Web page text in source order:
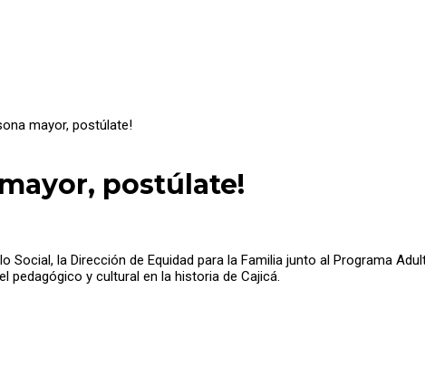
mayor, postúlate!
postúlate!
Social, la Dirección de Equidad para la Familia junto al Programa
pedagógico y cultural en la historia de Cajicá.